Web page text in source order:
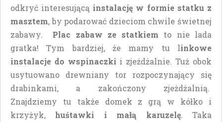
odkryć interesującą instalację w formie statku z
masztem, by podarować dzieciom chwile świetnej
zabawy. Plac zabaw ze statkiem to nie lada
gratka! Tym bardziej, że mamy tu linkowe
instalacje do wspinaczki i zjeżdżalnie. Tuż obok
usytuowano drewniany tor rozpoczynający się
drabinkami, a zakończony zjeżdżalnią.
Znajdziemy tu także domek z grą w kółko i
krzyżyk, huśtawki i małą karuzelę. Taka